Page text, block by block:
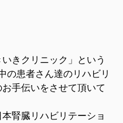
きクリニック」という
の患者さん達のリハビリ
手伝いをさせて頂いて
腎臓リハビリテーショ